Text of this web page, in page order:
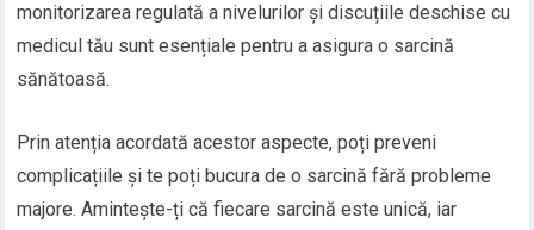
monitorizarea regulată a nivelurilor și discuțiile deschise cu
medicul tău sunt esențiale pentru a asigura o sarcină
sănătoasă.
Prin atenția acordată acestor aspecte, poți preveni
complicațiile și te poți bucura de o sarcină fără probleme
majore. Amintește-ți că fiecare sarcină este unică, iar